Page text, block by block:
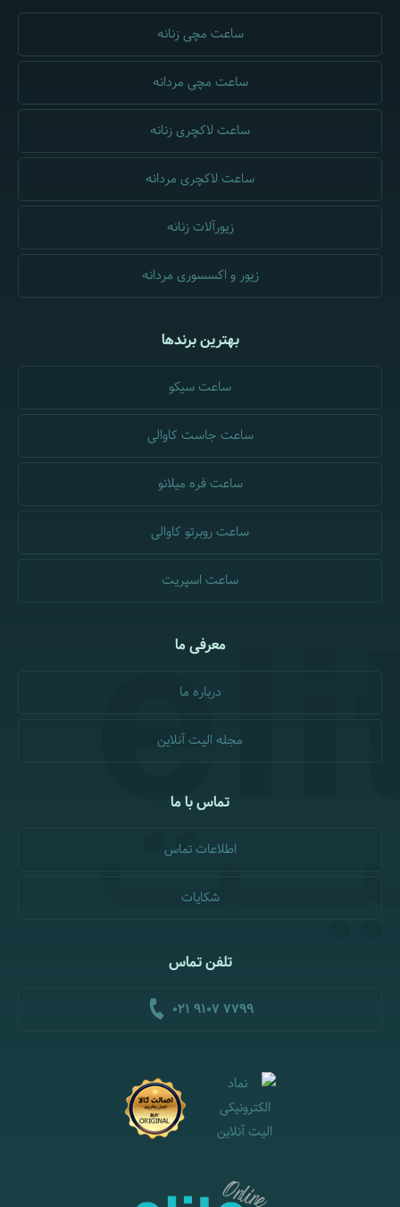
ساعت مچی زنانه
ساعت مچی مردانه
ساعت لاکچری زنانه
ساعت لاکچری مردانه
زیورآلات زنانه
زیور و اکسسوری مردانه
بهترین برندها
ساعت سیکو
ساعت جاست کاوالی
ساعت فره میلانو
ساعت روبرتو کاوالی
ساعت اسپریت
معرفی ما
درباره ما
مجله الیت آنلاین
تماس با ما
اطلاعات تماس
شکایات
تلفن تماس
021 9107 7799